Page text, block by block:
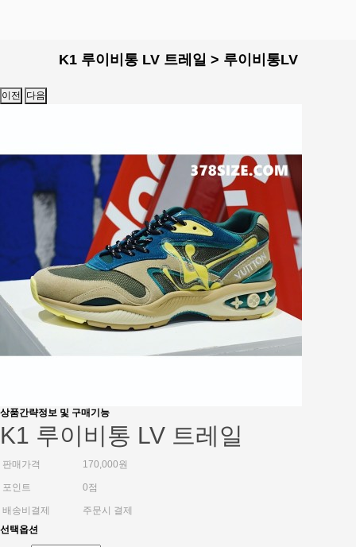
K1 루이비통 LV 트레일 > 루이비통LV
이전 다음
상품간략정보 및 구매기능
K1 루이비통 LV 트레일
판매가격 170,000원
포인트 0점
배송비결제
주문시 결제
선택옵션